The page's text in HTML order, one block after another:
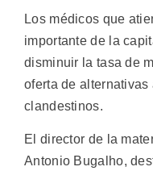
Los médicos que
importante de la
disminuir la tasa de
oferta de
clandestinos.
El director de la
Antonio Bugalho,